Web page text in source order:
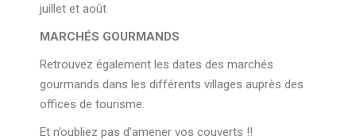
juillet et août
MARCHÉS GOURMANDS
Retrouvez également les dates des marchés
gourmands dans les différents villages auprès des
offices de tourisme.
Et n’oubliez pas d’amener vos couverts !!